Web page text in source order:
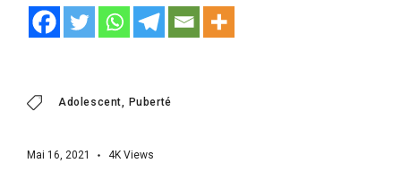
Adolescent Puberté
Mai 16, 2021 4K Views